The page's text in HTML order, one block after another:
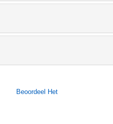
Beoordeel Het